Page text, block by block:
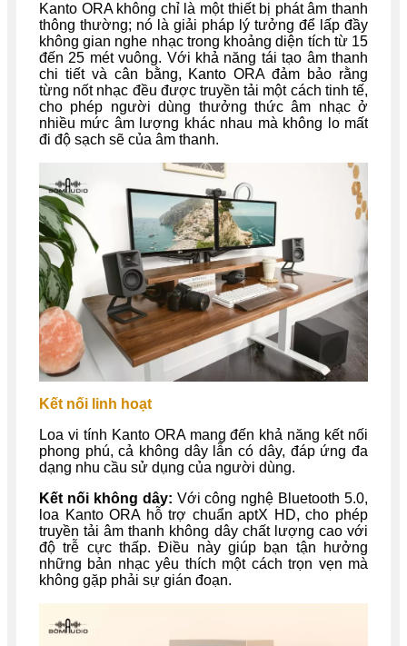
Kanto ORA không chỉ là một thiết bị phát âm thanh
thông thường; nó là giải pháp lý tưởng để lấp đầy
không gian nghe nhạc trong khoảng diện tích từ 15
đến 25 mét vuông. Với khả năng tái tạo âm thanh
chi tiết và cân bằng, Kanto ORA đảm bảo rằng
từng nốt nhạc đều được truyền tải một cách tinh tế,
cho phép người dùng thưởng thức âm nhạc ở
nhiều mức âm lượng khác nhau mà không lo mất
đi độ sạch sẽ của âm thanh.
Kết nối linh hoạt
Loa vi tính Kanto ORA mang đến khả năng kết nối
phong phú, cả không dây lẫn có dây, đáp ứng đa
dạng nhu cầu sử dụng của người dùng.
Kết nối không dây: Với công nghệ Bluetooth 5.0,
loa Kanto ORA hỗ trợ chuẩn aptX HD, cho phép
truyền tải âm thanh không dây chất lượng cao với
độ trễ cực thấp. Điều này giúp bạn tận hưởng
những bản nhạc yêu thích một cách trọn vẹn mà
không gặp phải sự gián đoạn.